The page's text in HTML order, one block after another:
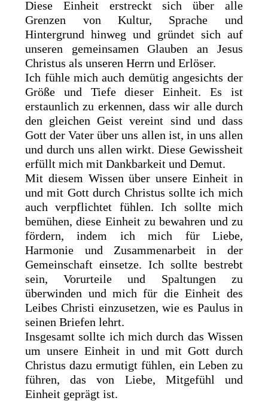
Diese Einheit erstreckt sich über alle
Grenzen von Kultur, Sprache und
Hintergrund hinweg und gründet sich auf
unseren gemeinsamen Glauben an Jesus
Christus als unseren Herrn und Erlöser.
Ich fühle mich auch demütig angesichts der
Größe und Tiefe dieser Einheit. Es ist
erstaunlich zu erkennen, dass wir alle durch
den gleichen Geist vereint sind und dass
Gott der Vater über uns allen ist, in uns allen
und durch uns allen wirkt. Diese Gewissheit
erfüllt mich mit Dankbarkeit und Demut.
Mit diesem Wissen über unsere Einheit in
und mit Gott durch Christus sollte ich mich
auch verpflichtet fühlen. Ich sollte mich
bemühen, diese Einheit zu bewahren und zu
fördern, indem ich mich für Liebe,
Harmonie und Zusammenarbeit in der
Gemeinschaft einsetze. Ich sollte bestrebt
sein, Vorurteile und Spaltungen zu
überwinden und mich für die Einheit des
Leibes Christi einzusetzen, wie es Paulus in
seinen Briefen lehrt.
Insgesamt sollte ich mich durch das Wissen
um unsere Einheit in und mit Gott durch
Christus dazu ermutigt fühlen, ein Leben zu
führen, das von Liebe, Mitgefühl und
Einheit geprägt ist.